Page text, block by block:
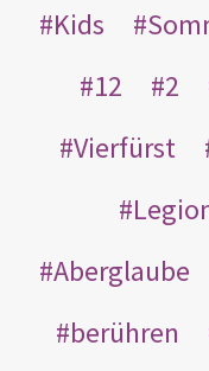
Kids
12
2
Vierfürst
Aberglaube
berühren